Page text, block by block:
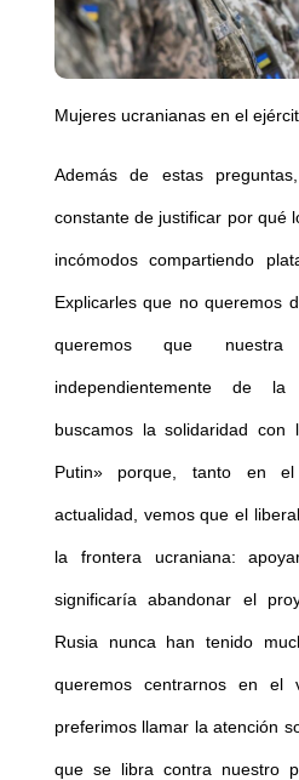
Mujeres ucranianas en el
Además de estas
constante de justificar por qué
incómodos compartiendo
Explicarles que no queremos
queremos que
independientemente de
buscamos la solidaridad con
Putin» porque, tanto en
actualidad, vemos que el
la frontera ucraniana:
significaría abandonar el
Rusia nunca han tenido
queremos centrarnos en el
preferimos llamar la atención
que se libra contra nuestro